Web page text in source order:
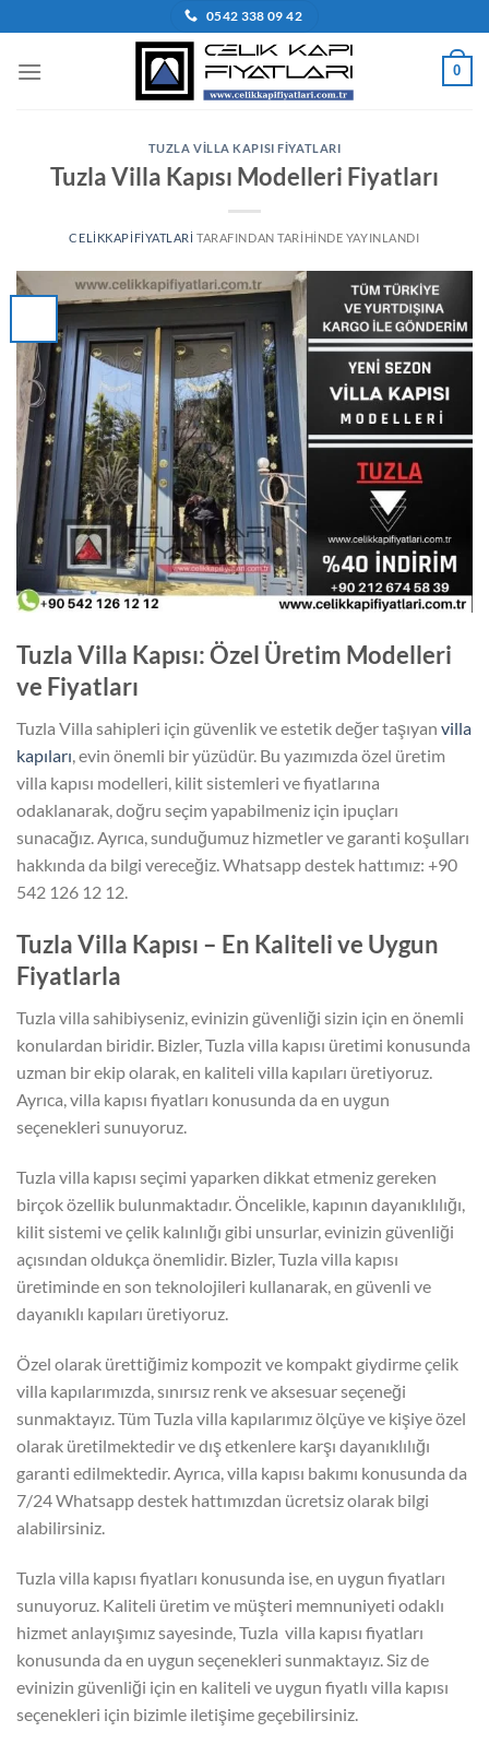
atla
0542 338 09 42
0
TUZLA VILLA KAPISI FIYATLARI
Tuzla Villa Kapısı Modelleri Fiyatları
CELIKKAPIFIYATLARI TARAFINDAN TARIHINDE YAYINLANDI
Tuzla Villa Kapısı: Özel Üretim Modelleri
ve Fiyatları
Tuzla Villa sahipleri için güvenlik ve estetik değer taşıyan villa
kapıları, evin önemli bir yüzüdür. Bu yazımızda özel üretim
villa kapısı modelleri, kilit sistemleri ve fiyatlarına
odaklanarak, doğru seçim yapabilmeniz için ipuçları
sunacağız. Ayrıca, sunduğumuz hizmetler ve garanti koşulları
hakkında da bilgi vereceğiz. Whatsapp destek hattımız: +90
542 126 12 12.
Tuzla Villa Kapısı – En Kaliteli ve Uygun
Fiyatlarla
Tuzla villa sahibiyseniz, evinizin güvenliği sizin için en önemli
konulardan biridir. Bizler, Tuzla villa kapısı üretimi konusunda
uzman bir ekip olarak, en kaliteli villa kapıları üretiyoruz.
Ayrıca, villa kapısı fiyatları konusunda da en uygun
seçenekleri sunuyoruz.
Tuzla villa kapısı seçimi yaparken dikkat etmeniz gereken
birçok özellik bulunmaktadır. Öncelikle, kapının dayanıklılığı,
kilit sistemi ve çelik kalınlığı gibi unsurlar, evinizin güvenliği
açısından oldukça önemlidir. Bizler, Tuzla villa kapısı
üretiminde en son teknolojileri kullanarak, en güvenli ve
dayanıklı kapıları üretiyoruz.
Özel olarak ürettiğimiz kompozit ve kompakt giydirme çelik
villa kapılarımızda, sınırsız renk ve aksesuar seçeneği
sunmaktayız. Tüm Tuzla villa kapılarımız ölçüye ve kişiye özel
olarak üretilmektedir ve dış etkenlere karşı dayanıklılığı
garanti edilmektedir. Ayrıca, villa kapısı bakımı konusunda da
7/24 Whatsapp destek hattımızdan ücretsiz olarak bilgi
alabilirsiniz.
Tuzla villa kapısı fiyatları konusunda ise, en uygun fiyatları
sunuyoruz. Kaliteli üretim ve müşteri memnuniyeti odaklı
hizmet anlayışımız sayesinde, Tuzla villa kapısı fiyatları
konusunda da en uygun seçenekleri sunmaktayız. Siz de
evinizin güvenliği için en kaliteli ve uygun fiyatlı villa kapısı
seçenekleri için bizimle iletişime geçebilirsiniz.